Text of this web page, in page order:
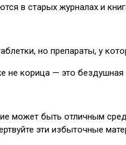
в старых журналах и
но препараты, у
не корица — это бездушная
может быть отличным
эти избыточные